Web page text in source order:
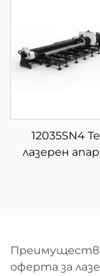
12035SN4
лазерен
оферта за